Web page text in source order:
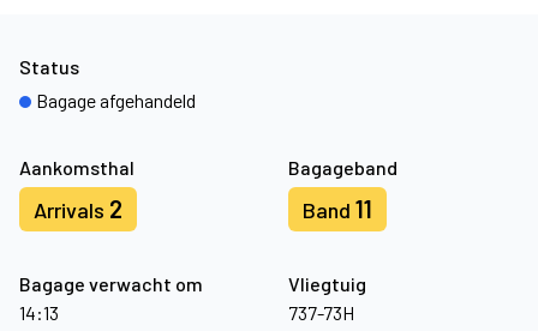
Aankomsthal
Arrivals 2
Bagageband
Band 11
Bagage verwacht om
14:13
Vliegtuig
737-73H
Status
Bagage afgehandeld